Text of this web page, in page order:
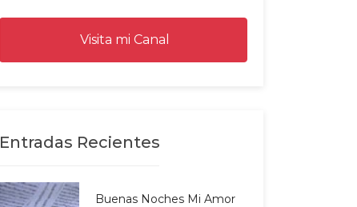
Visita mi Canal
Entradas Recientes
Buenas Noches Mi Amor